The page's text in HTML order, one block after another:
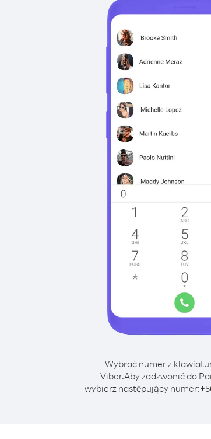
Wybrać numer z
Viber.Aby zadzwonić do
wybierz następujący numer:+